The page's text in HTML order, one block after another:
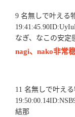
9 名無しで叶える
なぎ、なこの安定
nagi、nako非常
11 名無しで叶え
結那